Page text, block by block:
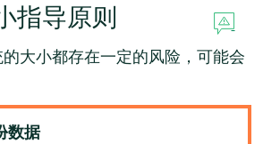
指导原则
大小都存在一定的风险，可能会
数据